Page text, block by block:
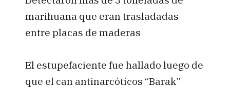
marihuana que eran trasladadas
entre placas de maderas
El estupefaciente fue hallado luego de
que el can antinarcóticos “Barak”